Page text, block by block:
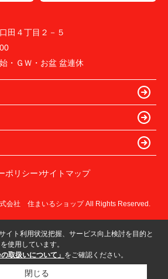
田４丁目２－５
・ＧＷ・お盆 盆連休
ポリシー サイトマップ
会社 住まいるショップ All Rights Reserved.
イト利用状況把握、サービス向上検討を目的と
使用しています。
の取扱いについて」 をご確認ください。
閉じる